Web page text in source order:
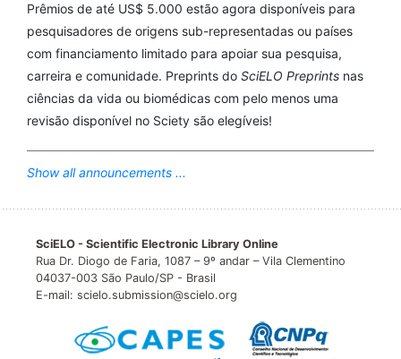
Prêmios de até US$ 5.000 estão agora disponíveis para
pesquisadores de origens sub-representadas ou países
com financiamento limitado para apoiar sua pesquisa,
carreira e comunidade. Preprints do SciELO Preprints nas
ciências da vida ou biomédicas com pelo menos uma
revisão disponível no Sciety são elegíveis!
Show all announcements ...
SciELO - Scientific Electronic Library Online
Rua Dr. Diogo de Faria, 1087 – 9º andar – Vila Clementino
04037-003 São Paulo/SP - Brasil
E-mail: scielo.submission@scielo.org